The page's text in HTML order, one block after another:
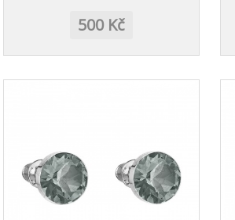
500 Kč